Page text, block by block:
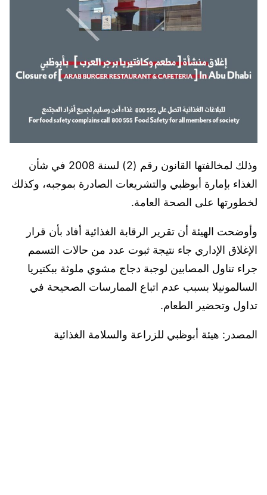
وذلك لمخالفتها القانون رقم (2) لسنة 2008 في شأن
الغذاء بإمارة أبوظبي والتشريعات الصادرة بموجبه، وكذلك
لخطورتها على الصحة العامة.
وأوضحت الهيئة أن تقرير الرقابة الغذائية أفاد بأن قرار
الإغلاق الإداري جاء نتيجة ثبوت عدد من حالات التسمم
جراء تناول المصابين لوجبة دجاج مشوي ملوثة ببكتيريا
السالمونيلا بسبب عدم اتباع الممارسات الصحيحة في
تداول وتحضير الطعام.
المصدر: هيئة أبوظبي للزراعة والسلامة الغذائية